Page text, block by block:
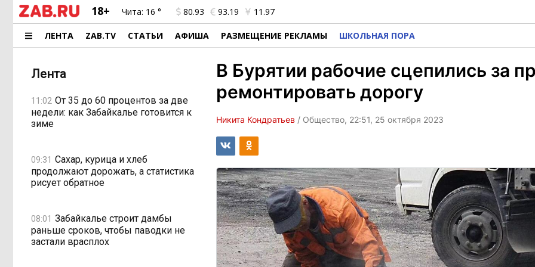
18+ Чита: 16 ° 80.93 93.19 11.97
ЛЕНТА ZAB.TV СТАТЬИ АФИША РАЗМЕЩЕНИЕ РЕКЛАМЫ ШКОЛЬНАЯ ПОРА
Лента
11:02 От 35 до 60 процентов за две
недели: как Забайкалье готовится к
зиме
09:31 Сахар, курица и хлеб
продолжают дорожать, а статистика
рисует обратное
08:01 Забайкалье строит дамбы
раньше сроков, чтобы паводки не
застали врасплох
В Бурятии рабочие сцепились за
ремонтировать дорогу
Никита Кондратьев / Общество, 22:51, 25 октября 2023